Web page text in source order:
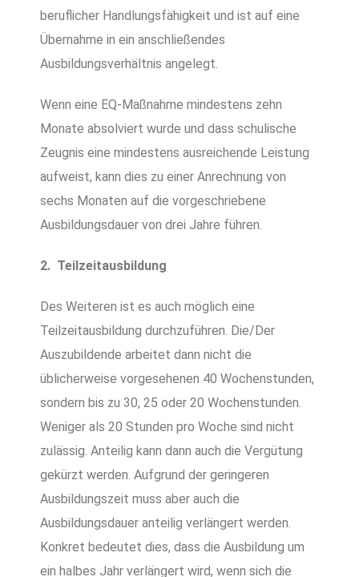
beruflicher Handlungsfähigkeit und ist auf eine
Übernahme in ein anschließendes
Ausbildungsverhältnis angelegt.
Wenn eine EQ-Maßnahme mindestens zehn
Monate absolviert wurde und dass schulische
Zeugnis eine mindestens ausreichende Leistung
aufweist, kann dies zu einer Anrechnung von
sechs Monaten auf die vorgeschriebene
Ausbildungsdauer von drei Jahre führen.
2. Teilzeitausbildung
Des Weiteren ist es auch möglich eine
Teilzeitausbildung durchzuführen. Die/Der
Auszubildende arbeitet dann nicht die
üblicherweise vorgesehenen 40 Wochenstunden,
sondern bis zu 30, 25 oder 20 Wochenstunden.
Weniger als 20 Stunden pro Woche sind nicht
zulässig. Anteilig kann dann auch die Vergütung
gekürzt werden. Aufgrund der geringeren
Ausbildungszeit muss aber auch die
Ausbildungsdauer anteilig verlängert werden.
Konkret bedeutet dies, dass die Ausbildung um
ein halbes Jahr verlängert wird, wenn sich die